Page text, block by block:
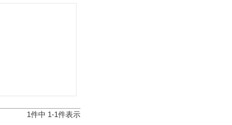
1件中 1-1件表示